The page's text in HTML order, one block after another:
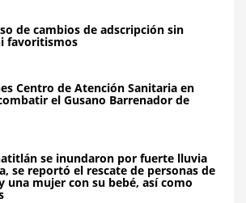
de cambios de adscripción sin
favoritismos
Centro de Atención Sanitaria en
el Gusano Barrenador de
se inundaron por fuerte lluvia
se reportó el rescate de personas de
una mujer con su bebé, así como